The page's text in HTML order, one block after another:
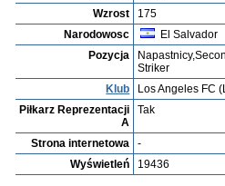
Wzrost
175
Narodowosc
El Salvador
Pozycja
Striker
Klub
Los Angeles FC
Piłkarz Reprezentacji
A
Tak
Strona internetowa
-
Wyświetleń
19436